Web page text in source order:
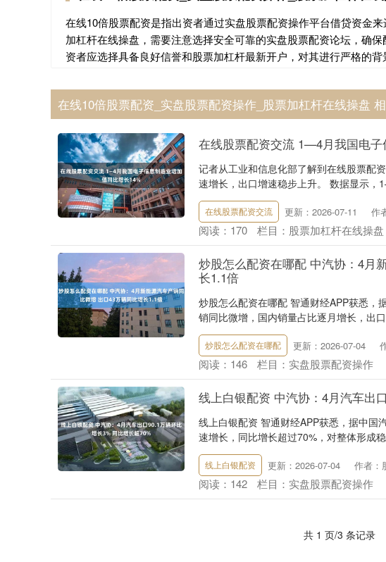
在线10倍股票配资是指出资者通过实盘股票配资操作平台借贷资金
加杠杆在线操盘，需要注意选择安全可靠的实盘股票配资论坛，确
资者应选择具备良好信誉和股票加杠杆最新开户，对其进行严格的背
在线10倍股票配资_实盘股票配资操作_股票加杠杆在线操盘
在线股票配资交流 1—4月我国电
记者从工业和信息化部了解到在线股票配
速增长，出口增速稳步上升。 数据显示
在线股票配资交流 更新：2026-07-11 作
阅读： 170 栏目： 股票加杠杆在线操盘
炒股怎么配资在哪配 中汽协：4月
长1.1倍
炒股怎么配资在哪配 智通财经APP获悉，
销同比微增，国内销量占比逐月增长，出
炒股怎么配资在哪配 更新：2026-07-04
阅读： 146 栏目： 实盘股票配资操作
线上白银配资 中汽协：4月汽车出
线上白银配资 智通财经APP获悉，据中国
速增长，同比增长超过70%，对整体形成
线上白银配资 更新：2026-07-04 作者：
阅读： 142 栏目： 实盘股票配资操作
共 1 页/3 条记录